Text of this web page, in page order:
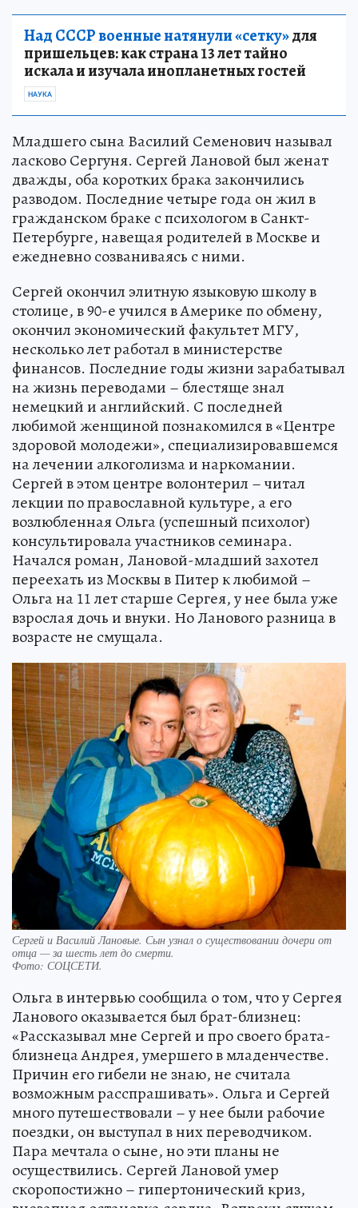
Над СССР военные натянули «сетку»для
пришельцев: как страна 13 лет тайно
искала и изучала инопланетных гостей
НАУКА
Младшего сына Василий Семенович называл
ласково Сергуня. Сергей Лановой был женат
дважды, оба коротких брака закончились
разводом. Последние четыре года он жил в
гражданском браке с психологом в Санкт-
Петербурге, навещая родителей в Москве и
ежедневно созваниваясь с ними.
Сергей окончил элитную языковую школу в
столице, в 90-е учился в Америке по обмену,
окончил экономический факультет МГУ,
несколько лет работал в министерстве
финансов. Последние годы жизни зарабатывал
на жизнь переводами – блестяще знал
немецкий и английский. С последней
любимой женщиной познакомился в «Центре
здоровой молодежи», специализировавшемся
на лечении алкоголизма и наркомании.
Сергей в этом центре волонтерил – читал
лекции по православной культуре, а его
возлюбленная Ольга (успешный психолог)
консультировала участников семинара.
Начался роман, Лановой-младший захотел
переехать из Москвы в Питер к любимой –
Ольга на 11 лет старше Сергея, у нее была уже
взрослая дочь и внуки. Но Ланового разница в
возрасте не смущала.
Сергей и Василий Лановые. Сын узнал о существовании дочери от
отца — за шесть лет до смерти.
Фото: СОЦСЕТИ.
Ольга в интервью сообщила о том, что у Сергея
Ланового оказывается был брат-близнец:
«Рассказывал мне Сергей и про своего брата-
близнеца Андрея, умершего в младенчестве.
Причин его гибели не знаю, не считала
возможным расспрашивать». Ольга и Сергей
много путешествовали – у нее были рабочие
поездки, он выступал в них переводчиком.
Пара мечтала о сыне, но эти планы не
осуществились. Сергей Лановой умер
скоропостижно – гипертонический криз,